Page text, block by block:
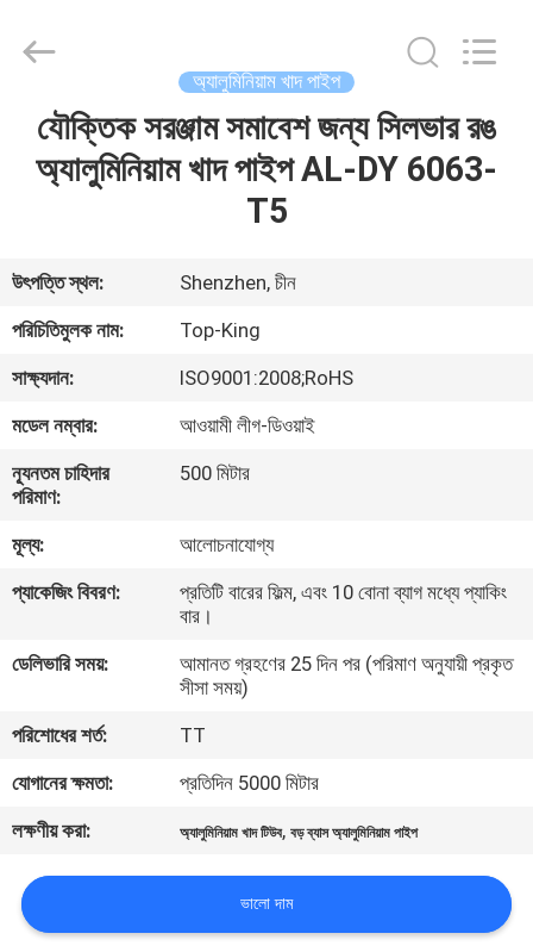
বাড়ি
আমাদের
সম্বন্ধে
কারখানা
পরিদর্শন
নিয়ন্ত্রণ
সাথে
যোগাযোগ
একটি
উদ্ধৃতি
অনুরোধ
করুন
অ্যালুমিনিয়াম খাদ পাইপ
যৌক্তিক সরঞ্জাম সমাবেশ জন্য সিলভার রঙ
অ্যালুমিনিয়াম খাদ পাইপ AL-DY 6063-
T5
উৎপত্তি স্থল:
Shenzhen, চীন
পরিচিতিমুলক নাম:
Top-King
সাক্ষ্যদান:
ISO9001:2008;RoHS
মডেল নম্বার:
আওয়ামী লীগ-ডিওয়াই
ন্যূনতম চাহিদার
পরিমাণ:
500 মিটার
মূল্য:
আলোচনাযোগ্য
প্যাকেজিং বিবরণ:
প্রতিটি বারের ফিল্ম, এবং 10 বোনা ব্যাগ মধ্যে প্যাকিং
বার।
ডেলিভারি সময়:
আমানত গ্রহণের 25 দিন পর (পরিমাণ অনুযায়ী প্রকৃত
সীসা সময়)
পরিশোধের শর্ত:
TT
যোগানের ক্ষমতা:
প্রতিদিন 5000 মিটার
লক্ষণীয় করা:
অ্যালুমিনিয়াম খাদ টিউব,বড় ব্যাস অ্যালুমিনিয়াম পাইপ
ভালো দাম